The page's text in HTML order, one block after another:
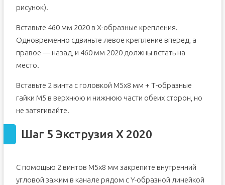
рисунок).
Вставьте 460 мм 2020 в X-образные крепления.
Одновременно сдвиньте левое крепление вперед, а
правое — назад, и 460 мм 2020 должны встать на
место.
Вставьте 2 винта с головкой M5x8 мм + Т-образные
гайки M5 в верхнюю и нижнюю части обеих сторон, но
не затягивайте.
Шаг 5 Экструзия X 2020
С помощью 2 винтов M5x8 мм закрепите внутренний
угловой зажим в канале рядом с Y-образной линейкой